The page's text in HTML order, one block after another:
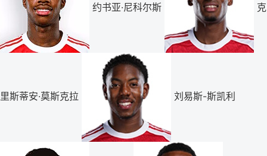
约书亚·尼科尔斯 克
里斯蒂安·莫斯克拉 刘易斯-斯凯利